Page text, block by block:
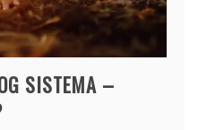
SISTEMA –